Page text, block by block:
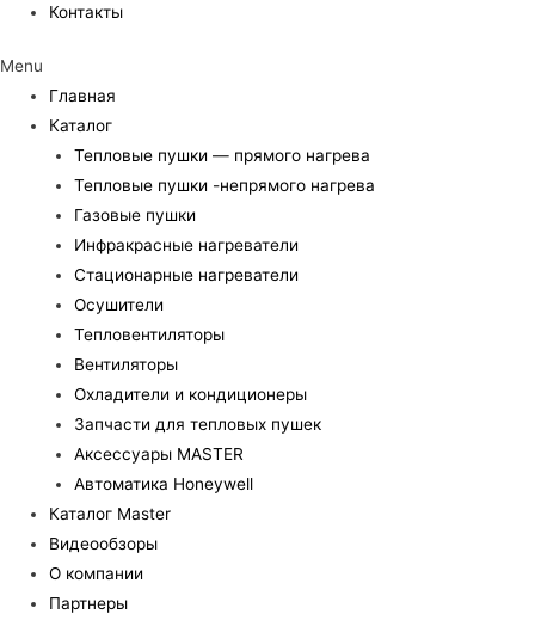
Контакты
Menu
Главная
Каталог
Тепловые пушки — прямого нагрева
Тепловые пушки -непрямого нагрева
Газовые пушки
Инфракрасные нагреватели
Стационарные нагреватели
Осушители
Тепловентиляторы
Вентиляторы
Охладители и кондиционеры
Запчасти для тепловых пушек
Аксессуары MASTER
Автоматика Honeywell
Каталог Master
Видеообзоры
О компании
Партнеры